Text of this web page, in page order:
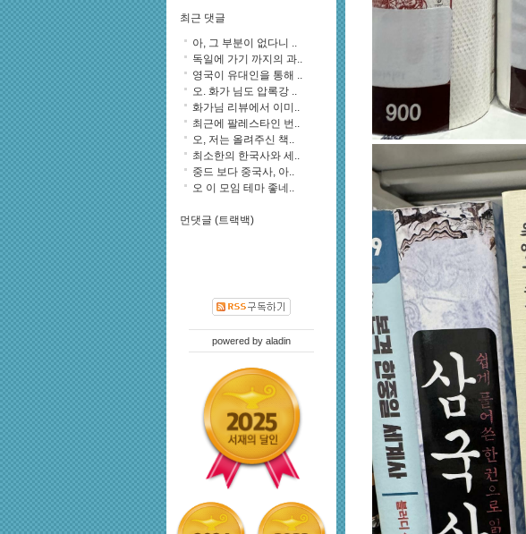
최근 댓글
아, 그 부분이 없다니 ..
독일에 가기 까지의 과..
영국이 유대인을 통해 ..
오. 화가 님도 압록강 ..
화가님 리뷰에서 이미..
최근에 팔레스타인 번..
오, 저는 올려주신 책..
최소한의 한국사와 세..
중드 보다 중국사, 아..
오 이 모임 테마 좋네..
먼댓글 (트랙백)
powered by aladin